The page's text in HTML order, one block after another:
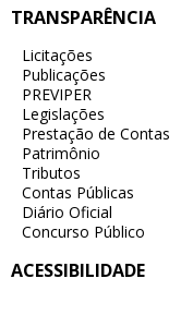
TRANSPARÊNCIA
Licitações
Publicações
PREVIPER
Legislações
Prestação de Contas
Patrimônio
Tributos
Contas Públicas
Diário Oficial
Concurso Público
ACESSIBILIDADE